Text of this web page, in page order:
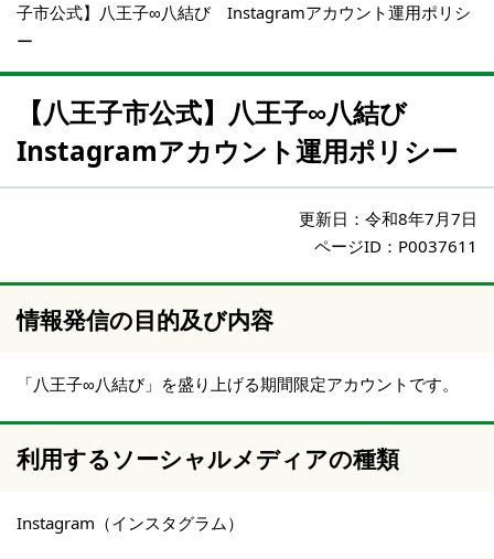
子市公式】八王子∞八結び Instagramアカウント運用ポリシ
ー
【八王子市公式】八王子∞八結び
Instagramアカウント運用ポリシー
更新日： 令和8年7月7日
ページID：P0037611
情報発信の目的及び内容
「八王子∞八結び」を盛り上げる期間限定アカウントです。
利用するソーシャルメディアの種類
Instagram（インスタグラム）